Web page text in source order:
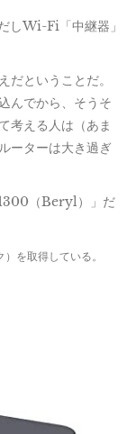
しWi-Fi「中継器」
だということだ。
んでから、そうそ
考える人は（あま
ーターは大き過ぎ
（Beryl）」だ
を取得している。